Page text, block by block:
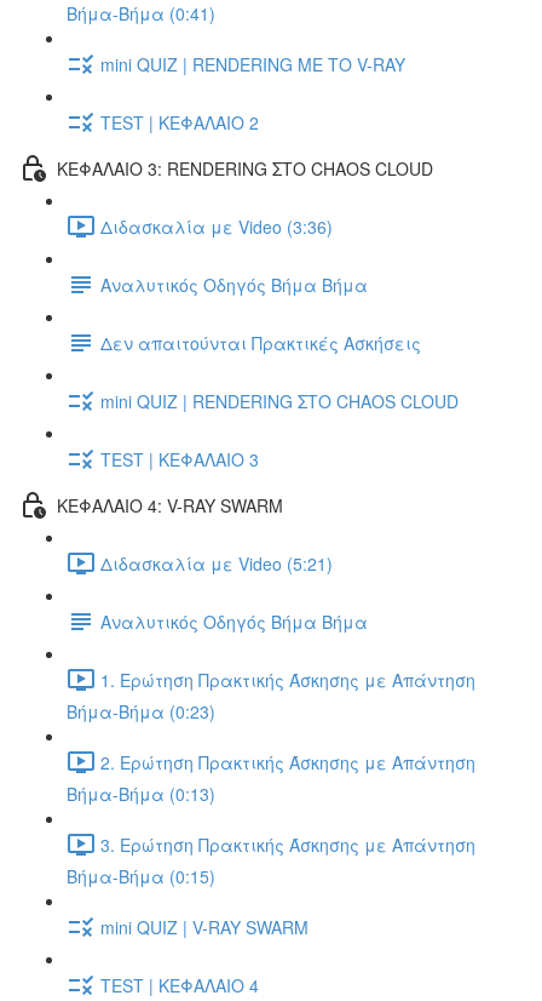
Βήμα-Βήμα (0:41)
mini QUIZ | RENDERING ΜΕ ΤΟ V-RAY
TEST | ΚΕΦΑΛΑΙΟ 2
ΚΕΦΑΛΑΙΟ 3: RENDERING ΣΤΟ CHAOS CLOUD
Διδασκαλία με Video (3:36)
Αναλυτικός Οδηγός Βήμα Βήμα
Δεν απαιτούνται Πρακτικές Ασκήσεις
mini QUIZ | RENDERING ΣΤΟ CHAOS CLOUD
TEST | ΚΕΦΑΛΑΙΟ 3
ΚΕΦΑΛΑΙΟ 4: V-RAY SWARM
Διδασκαλία με Video (5:21)
Αναλυτικός Οδηγός Βήμα Βήμα
1. Ερώτηση Πρακτικής Άσκησης με Απάντηση
Βήμα-Βήμα (0:23)
2. Ερώτηση Πρακτικής Άσκησης με Απάντηση
Βήμα-Βήμα (0:13)
3. Ερώτηση Πρακτικής Άσκησης με Απάντηση
Βήμα-Βήμα (0:15)
mini QUIZ | V-RAY SWARM
TEST | ΚΕΦΑΛΑΙΟ 4